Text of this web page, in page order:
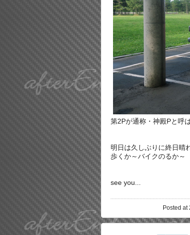
第2Pが通称・神殿Pと呼
明日は久しぶりに終日晴
歩くか～バイクのるか～
see you...
Posted at